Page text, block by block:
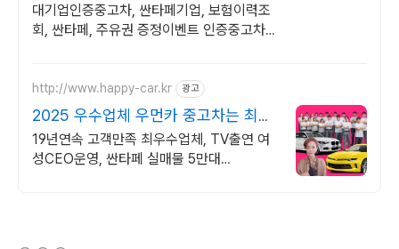
대기업인증중고차, 싼타페기업, 보험이력조
회, 싼타페, 주유권 증정이벤트 인증중고차 7
http://www.happy-car.kr 광고
2025 우수업체 우먼카 중고차는 최우
수모범업체에서!
19년연속 고객만족 최우수업체, TV출연 여
성CEO운영, 싼타페 실매물 5만대